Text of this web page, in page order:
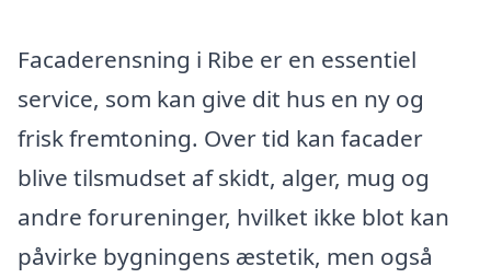
Facaderensning i Ribe er en essentiel
service, som kan give dit hus en ny og
frisk fremtoning. Over tid kan facader
blive tilsmudset af skidt, alger, mug og
andre forureninger, hvilket ikke blot kan
påvirke bygningens æstetik, men også